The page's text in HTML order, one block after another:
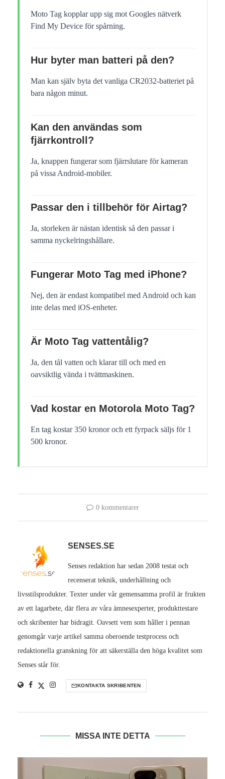
Moto Tag kopplar upp sig mot Googles nätverk
Find My Device för spårning.
Hur byter man batteri på den?
Man kan själv byta det vanliga CR2032-batteriet på
bara någon minut.
Kan den användas som
fjärrkontroll?
Ja, knappen fungerar som fjärrslutare för kameran
på vissa Android-mobiler.
Passar den i tillbehör för Airtag?
Ja, storleken är nästan identisk så den passar i
samma nyckelringshållare.
Fungerar Moto Tag med iPhone?
Nej, den är endast kompatibel med Android och kan
inte delas med iOS-enheter.
Är Moto Tag vattentålig?
Ja, den tål vatten och klarar till och med en
oavsiktlig vända i tvättmaskinen.
Vad kostar en Motorola Moto Tag?
En tag kostar 350 kronor och ett fyrpack säljs för 1
500 kronor.
0 kommentarer
SENSES.SE
Senses redaktion har sedan 2008 testat och
recenserat teknik, underhållning och
livsstilsprodukter. Texter under vår gemensamma profil är frukten
av ett lagarbete, där flera av våra ämnesexperter, produkttestare
och skribenter har bidragit. Oavsett vem som håller i pennan
genomgår varje artikel samma oberoende testprocess och
redaktionella granskning för att säkerställa den höga kvalitet som
Senses står för.
KONTAKTA SKRIBENTEN
MISSA INTE DETTA